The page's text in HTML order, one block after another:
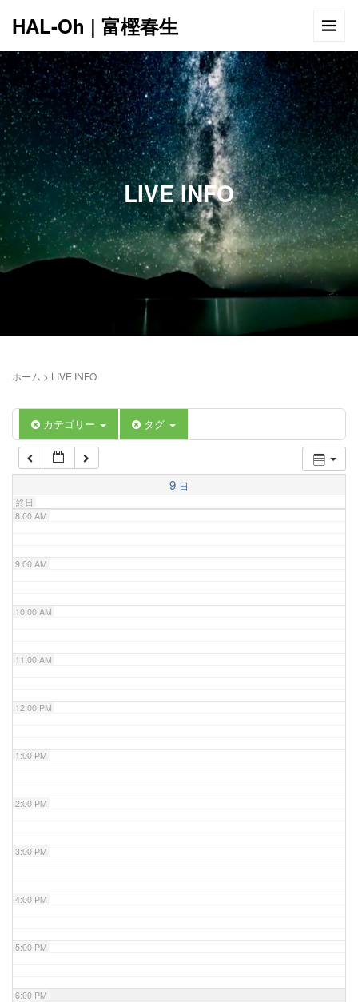
HAL-Oh | 富樫春生
LIVE INFO
ホーム > LIVE INFO
カテゴリー タグ
9 日
終日
12:00 AM
1:00 AM
2:00 AM
5:00 AM
6:00 AM
7:00 AM
8:00 AM
9:00 AM
10:00 AM
11:00 AM
12:00 PM
1:00 PM
2:00 PM
3:00 PM
4:00 PM
5:00 PM
6:00 PM